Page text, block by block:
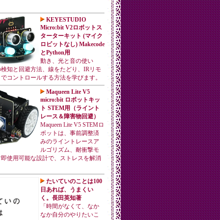
KEYESTUDIO
Micro:bit V2ロボットス
ターターキット (マイク
ロビットなし) Makecode
とPython用
動き、光と音の使い
知と回避方法、線をたどり、IRリモ
コントロールする方法を学びます。
Maqueen Lite V5
micro:bit ロボットキッ
ト STEM用（ライント
レース＆障害物回避）
Maqueen Lite V5 STEMロ
ボットは、事前調整済
みのライントレースア
ルゴリズム、耐衝撃モ
使用可能な設計で、ストレスを解消
たいていのことは100
日あれば、うまくい
く。長田英知著
「時間がなくて、なか
なか自分のやりたいこ